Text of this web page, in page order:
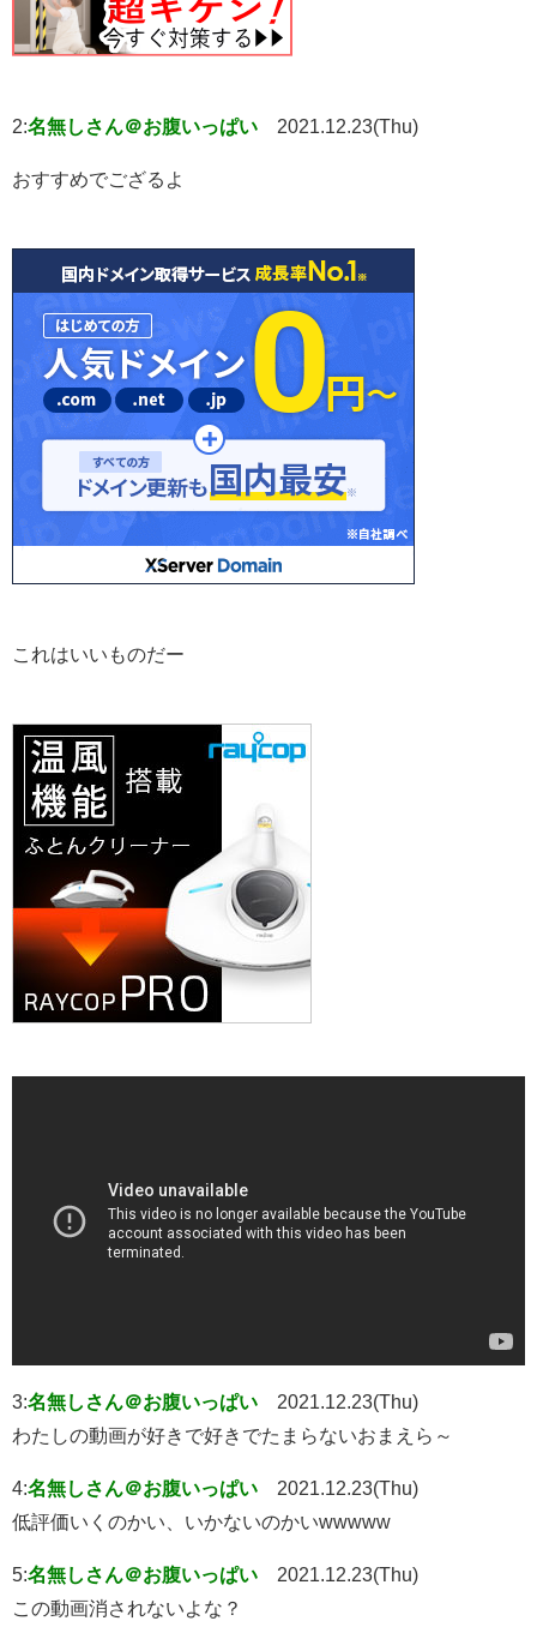
2:名無しさん＠お腹いっぱい 2021.12.23(Thu)
おすすめでござるよ
これはいいものだー
3:名無しさん＠お腹いっぱい
2021.12.23(Thu)
わたしの動画が好きで好きでたまらないおまえら～
4:名無しさん＠お腹いっぱい
2021.12.23(Thu)
低評価いくのかい、いかないのかいwwwww
5:名無しさん＠お腹いっぱい
2021.12.23(Thu)
この動画消されないよな？